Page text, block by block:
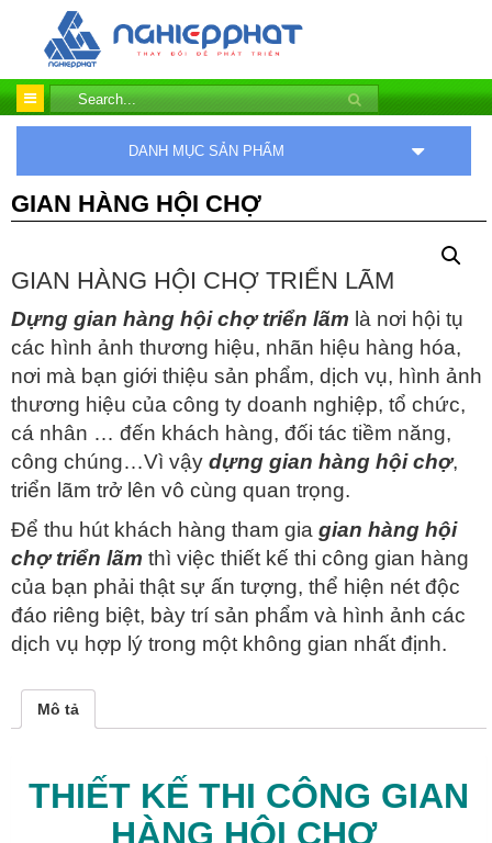
DANH MỤC SẢN PHẨM
GIAN HÀNG HỘI CHỢ
GIAN HÀNG HỘI CHỢ TRIỂN LÃM
Dựng gian hàng hội chợ triển lãm là nơi hội tụ
các hình ảnh thương hiệu, nhãn hiệu hàng hóa,
nơi mà bạn giới thiệu sản phẩm, dịch vụ, hình ảnh
thương hiệu của công ty doanh nghiệp, tổ chức,
cá nhân … đến khách hàng, đối tác tiềm năng,
công chúng…Vì vậy dựng gian hàng hội chợ,
triển lãm trở lên vô cùng quan trọng.
Để thu hút khách hàng tham gia gian hàng hội
chợ triển lãm thì việc thiết kế thi công gian hàng
của bạn phải thật sự ấn tượng, thể hiện nét độc
đáo riêng biệt, bày trí sản phẩm và hình ảnh các
dịch vụ hợp lý trong một không gian nhất định.
Mô tả
THIẾT KẾ THI CÔNG GIAN
HÀNG HỘI CHỢ